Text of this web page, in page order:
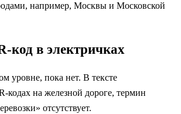
например, Москвы и Московской
код в электричках
уровне, пока нет. В тексте
кодах на железной дороге, термин
отсутствует.